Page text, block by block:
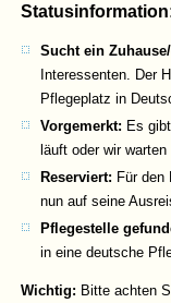
Sucht ein
Interessenten. Der
Pflegeplatz in
Vorgemerkt: Es
läuft oder wir warten
Reserviert: Für den
nun auf seine
Pflegestelle
in eine deutsche
Wichtig: Bitte achten